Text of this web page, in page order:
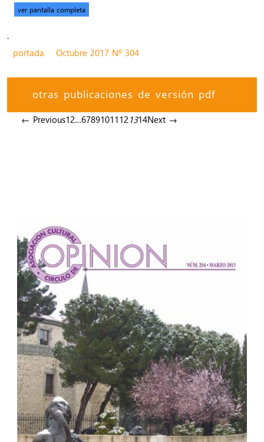
ver pantalla completa
.
portada
Octubre 2017 Nº 304
otras publicaciones de versión pdf
← Previous12…67891011121314Next →